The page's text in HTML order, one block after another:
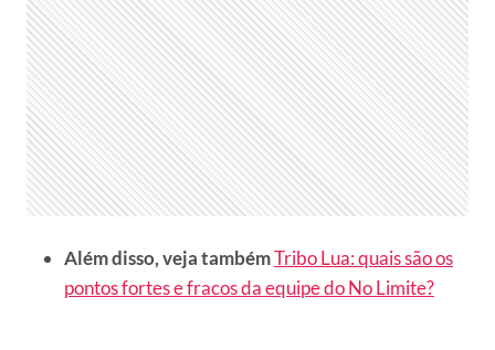
Além disso, veja tambémTribo Lua: quais são os
pontos fortes e fracos da equipe do No Limite?